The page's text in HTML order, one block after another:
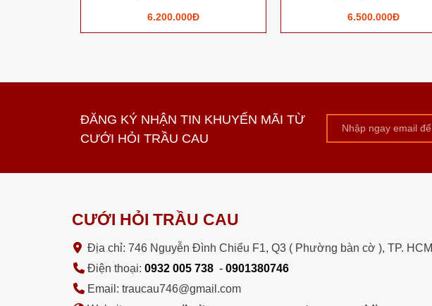
6.200.000Đ 6.500.000Đ
ĐĂNG KÝ NHẬN TIN KHUYẾN MÃI TỪ
CƯỚI HỎI TRẦU CAU
CƯỚI HỎI TRẦU CAU
Địa chỉ: 746 Nguyễn Đình Chiểu F1, Q3 ( Phường bàn cờ ), TP. HCM
Điện thoại: 0932 005 738 - 0901380746
Email: traucau746@gmail.com